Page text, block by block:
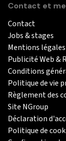
Contact et
Contact
Jobs & stages
Mentions légales
Publicité Web &
Conditions
Politique de vie
Règlement des
Site NGroup
Déclaration
Politique de